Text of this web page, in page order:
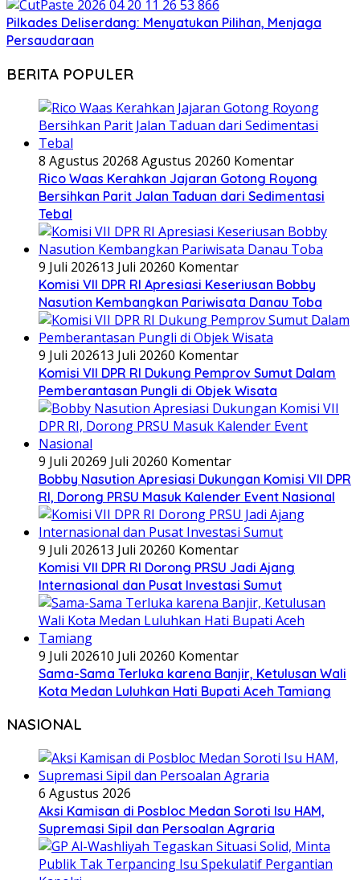
Pilkades Deliserdang: Menyatukan Pilihan, Menjaga
Persaudaraan
BERITA POPULER
8 Agustus 20268 Agustus 20260 Komentar
Rico Waas Kerahkan Jajaran Gotong Royong
Bersihkan Parit Jalan Taduan dari Sedimentasi
Tebal
9 Juli 202613 Juli 20260 Komentar
Komisi VII DPR RI Apresiasi Keseriusan Bobby
Nasution Kembangkan Pariwisata Danau Toba
9 Juli 202613 Juli 20260 Komentar
Komisi VII DPR RI Dukung Pemprov Sumut Dalam
Pemberantasan Pungli di Objek Wisata
9 Juli 20269 Juli 20260 Komentar
Bobby Nasution Apresiasi Dukungan Komisi VII DPR
RI, Dorong PRSU Masuk Kalender Event Nasional
9 Juli 202613 Juli 20260 Komentar
Komisi VII DPR RI Dorong PRSU Jadi Ajang
Internasional dan Pusat Investasi Sumut
9 Juli 202610 Juli 20260 Komentar
Sama-Sama Terluka karena Banjir, Ketulusan Wali
Kota Medan Luluhkan Hati Bupati Aceh Tamiang
NASIONAL
6 Agustus 2026
Aksi Kamisan di Posbloc Medan Soroti Isu HAM,
Supremasi Sipil dan Persoalan Agraria